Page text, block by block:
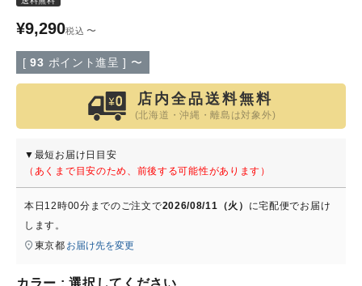
よくある質問
¥9,290税込 〜
[ 93 ポイント進呈 ] 〜
店内全品送料無料
(北海道・沖縄・離島は対象外)
▼最短お届け日目安
（あくまで目安のため、前後する可能性があります）
本日 12時00分 までのご注文で2026/08/11（火） に宅配便でお届け
します。
東京都 お届け先を変更
カラー 選択してください